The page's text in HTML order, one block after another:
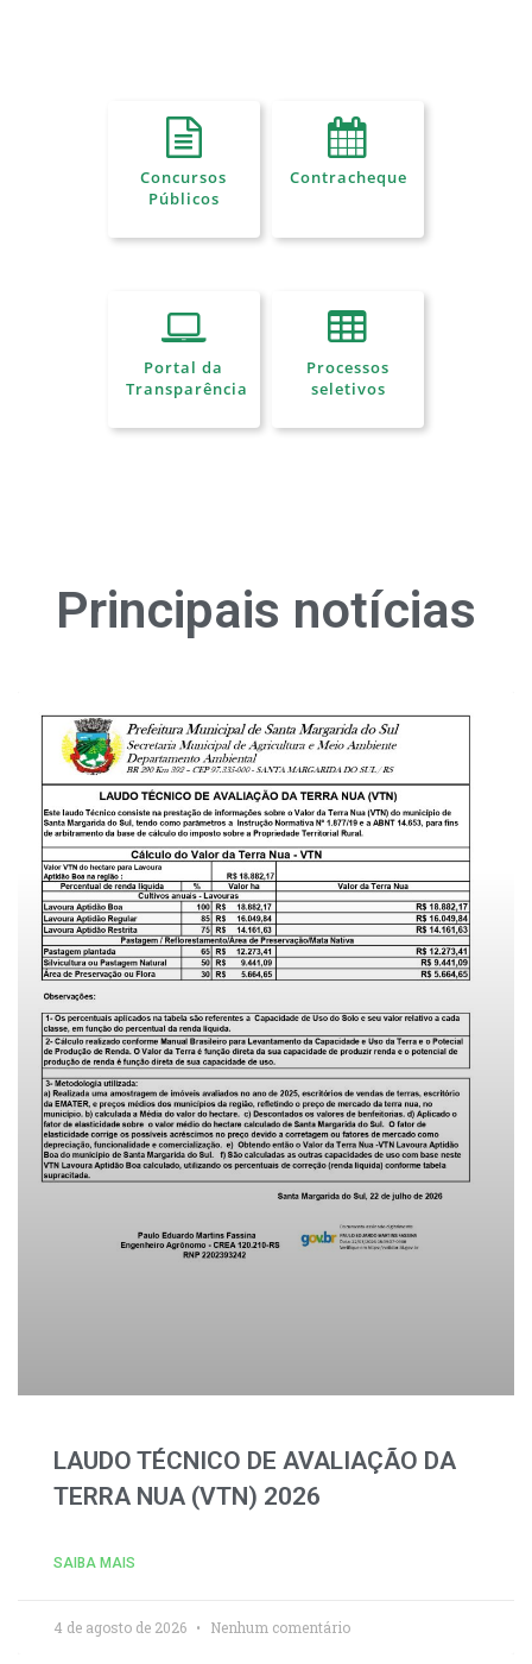
Principais notícias
LAUDO TÉCNICO DE AVALIAÇÃO DA
TERRA NUA (VTN) 2026
SAIBA MAIS
4 de agosto de 2026 Nenhum comentário